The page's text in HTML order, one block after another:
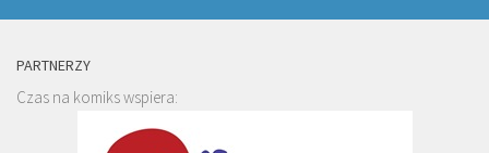
PARTNERZY
Czas na komiks wspiera: